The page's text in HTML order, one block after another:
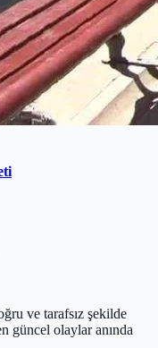
ve tarafsız şekilde
güncel olaylar anında